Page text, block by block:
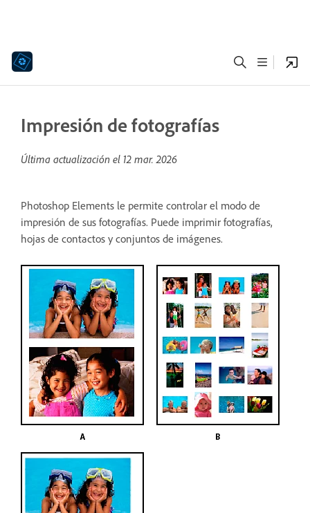
Impresión de fotografías
Última actualización el 12 mar. 2026
Photoshop Elements le permite controlar el modo de
impresión de sus fotografías. Puede imprimir fotografías,
hojas de contactos y conjuntos de imágenes.